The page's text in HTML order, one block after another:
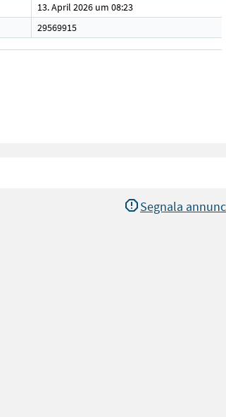
13. April 2026 um 08:23
29569915
Segnala